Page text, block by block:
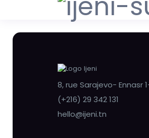
8, rue Sarajevo- Ennasr
(+216) 29 342 131
hello@ijeni.tn